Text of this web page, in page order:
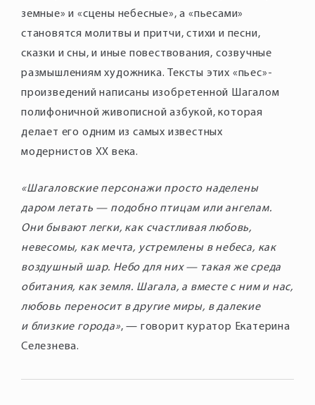
земные» и «сцены небесные», а «пьесами»
становятся молитвы и притчи, стихи и песни,
сказки и сны, и иные повествования, созвучные
размышлениям художника. Тексты этих «пьес»-
произведений написаны изобретенной Шагалом
полифоничной живописной азбукой, которая
делает его одним из самых известных
модернистов ХХ века.
«Шагаловские персонажи просто наделены
даром летать — подобно птицам или ангелам.
Они бывают легки, как счастливая любовь,
невесомы, как мечта, устремлены в небеса, как
воздушный шар. Небо для них — такая же среда
обитания, как земля. Шагала, а вместе с ним и нас,
любовь переносит в другие миры, в далекие
и близкие города», — говорит куратор Екатерина
Селезнева.